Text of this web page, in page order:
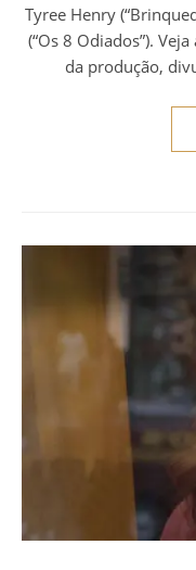
Tyree Henry
(“Os 8 Odiados”).
da produção,